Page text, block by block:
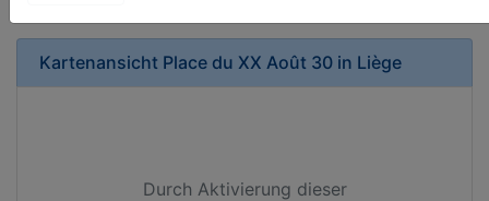
Kartenansicht Place du XX Août 30 in Liège
Durch Aktivierung dieser